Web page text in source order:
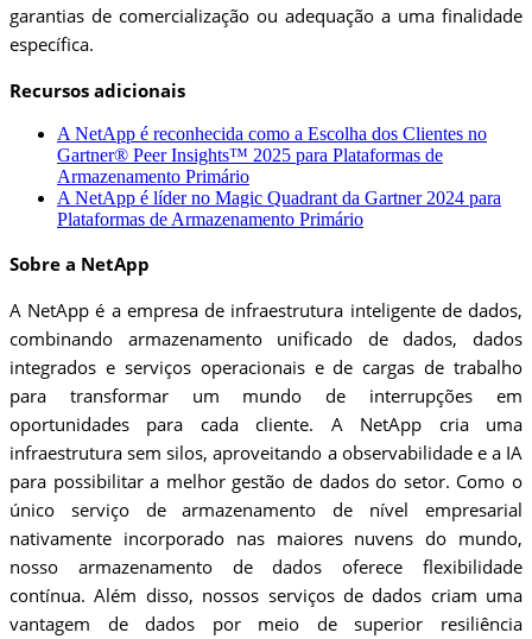
garantias de comercialização ou adequação a uma finalidade
específica.
Recursos adicionais
A NetApp é reconhecida como a Escolha dos Clientes no
Gartner® Peer Insights™ 2025 para Plataformas de
Armazenamento Primário
A NetApp é líder no Magic Quadrant da Gartner 2024 para
Plataformas de Armazenamento Primário
Sobre a NetApp
A NetApp é a empresa de infraestrutura inteligente de dados,
combinando armazenamento unificado de dados, dados
integrados e serviços operacionais e de cargas de trabalho
para transformar um mundo de interrupções em
oportunidades para cada cliente. A NetApp cria uma
infraestrutura sem silos, aproveitando a observabilidade e a IA
para possibilitar a melhor gestão de dados do setor. Como o
único serviço de armazenamento de nível empresarial
nativamente incorporado nas maiores nuvens do mundo,
nosso armazenamento de dados oferece flexibilidade
contínua. Além disso, nossos serviços de dados criam uma
vantagem de dados por meio de superior resiliência